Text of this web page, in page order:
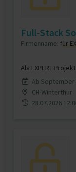
Full-Stack
Firmenname: für
Als EXPERT
Ab September
CH-Winterthur
28.07.2026